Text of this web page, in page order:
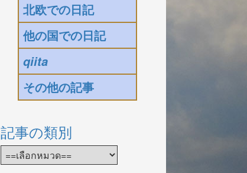
北欧での日記
他の国での日記
qiita
その他の記事
記事の類別